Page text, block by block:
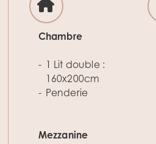
Chambre
1 Lit double :
160x200cm
Penderie
Mezzanine